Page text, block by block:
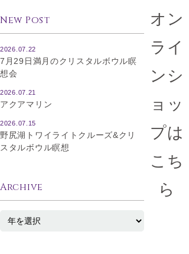
New Post
2026.07.22
7月29日満月のクリスタルボウル瞑
想会
2026.07.21
アクアマリン
2026.07.15
野尻湖トワイライトクルーズ&クリ
スタルボウル瞑想
Archive
オン
ライ
ンシ
ョッ
プは
こち
ら